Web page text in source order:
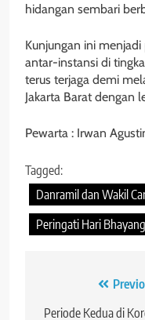
hidangan sembari
Kunjungan ini
antar-instansi di
terus terjaga demi
Jakarta Barat dengan
Pewarta : Irwan
Tagged:
Danramil dan Wakil
Peringati Hari
Navigasi
Periode Kedua di